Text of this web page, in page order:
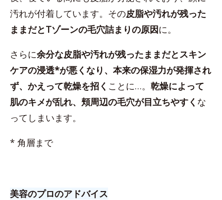
汚れが付着しています。その皮脂や汚れが残った
ままだとTゾーンの毛穴詰まりの原因に。
さらに余分な皮脂や汚れが残ったままだとスキン
ケアの浸透*が悪くなり、本来の保湿力が発揮され
ず、かえって乾燥を招く ことに…。 乾燥によって
肌のキメが乱れ、頬周辺の毛穴が目立ちやすく な
ってしまいます。
* 角層まで
美容のプロのアドバイス